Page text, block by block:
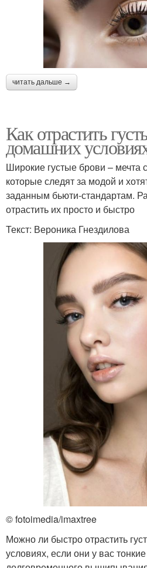
читать дальше →
Как отрастить
домашних
Широкие густые брови – мечта
которые следят за модой и
заданным бьюти-стандартам.
отрастить их просто и быстро
Текст: Вероника Гнездилова
© fotoimedia/imaxtree
Можно ли быстро отрастить
условиях, если они у вас